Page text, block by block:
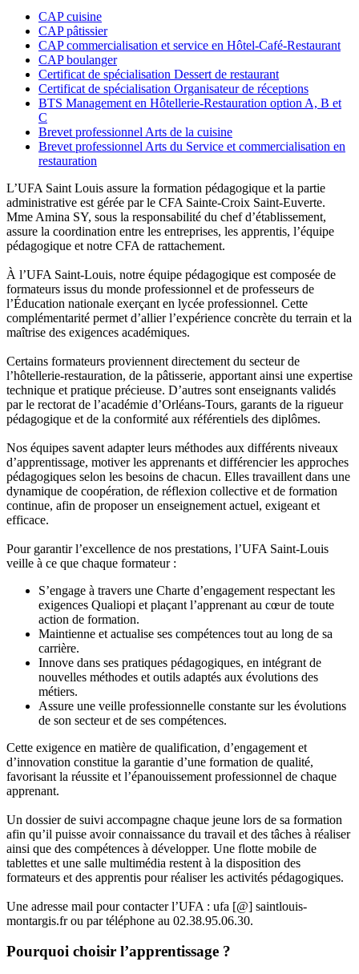
CAP cuisine
CAP pâtissier
CAP commercialisation et service en Hôtel-Café-Restaurant
CAP boulanger
Certificat de spécialisation Dessert de restaurant
Certificat de spécialisation Organisateur de réceptions
BTS Management en Hôtellerie-Restauration option A, B et
C
Brevet professionnel Arts de la cuisine
Brevet professionnel Arts du Service et commercialisation en
restauration
L’UFA Saint Louis assure la formation pédagogique et la partie
administrative est gérée par le CFA Sainte-Croix Saint-Euverte.
Mme Amina SY, sous la responsabilité du chef d’établissement,
assure la coordination entre les entreprises, les apprentis, l’équipe
pédagogique et notre CFA de rattachement.
À l’UFA Saint-Louis, notre équipe pédagogique est composée de
formateurs issus du monde professionnel et de professeurs de
l’Éducation nationale exerçant en lycée professionnel. Cette
complémentarité permet d’allier l’expérience concrète du terrain et la
maîtrise des exigences académiques.
Certains formateurs proviennent directement du secteur de
l’hôtellerie-restauration, de la pâtisserie, apportant ainsi une expertise
technique et pratique précieuse. D’autres sont enseignants validés
par le rectorat de l’académie d’Orléans-Tours, garants de la rigueur
pédagogique et de la conformité aux référentiels des diplômes.
Nos équipes savent adapter leurs méthodes aux différents niveaux
d’apprentissage, motiver les apprenants et différencier les approches
pédagogiques selon les besoins de chacun. Elles travaillent dans une
dynamique de coopération, de réflexion collective et de formation
continue, afin de proposer un enseignement actuel, exigeant et
efficace.
Pour garantir l’excellence de nos prestations, l’UFA Saint-Louis
veille à ce que chaque formateur :
S’engage à travers une Charte d’engagement respectant les
exigences Qualiopi et plaçant l’apprenant au cœur de toute
action de formation.
Maintienne et actualise ses compétences tout au long de sa
carrière.
Innove dans ses pratiques pédagogiques, en intégrant de
nouvelles méthodes et outils adaptés aux évolutions des
métiers.
Assure une veille professionnelle constante sur les évolutions
de son secteur et de ses compétences.
Cette exigence en matière de qualification, d’engagement et
d’innovation constitue la garantie d’une formation de qualité,
favorisant la réussite et l’épanouissement professionnel de chaque
apprenant.
Un dossier de suivi accompagne chaque jeune lors de sa formation
afin qu’il puisse avoir connaissance du travail et des tâches à réaliser
ainsi que des compétences à développer. Une flotte mobile de
tablettes et une salle multimédia restent à la disposition des
formateurs et des apprentis pour réaliser les activités pédagogiques.
Une adresse mail pour contacter l’UFA : ufa [@] saintlouis-
montargis.fr ou par téléphone au 02.38.95.06.30.
Pourquoi choisir l’apprentissage ?